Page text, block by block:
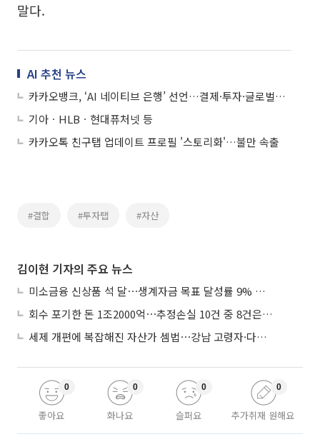
말다.
AI 추천 뉴스
카카오뱅크, ‘AI 네이티브 은행’ 선언…결제·투자·글로벌로 금융 판 바꾼다
기아ㆍHLBㆍ현대퓨처넷 등
카카오톡 친구탭 업데이트 프로필 '스토리화'…불만 속출
#결합 #투자탭 #자산
김이현 기자의 주요 뉴스
미소금융 신상품 석 달⋯생계자금 목표 달성률 9% 그쳐
회수 포기한 돈 1조2000억⋯추정손실 10건 중 8건은 기업대출
세제 개편에 복잡해진 자산가 셈법⋯강남 고령자·다주택자 ‘자산재편 고심’
좋아요
0
화나요
0
슬퍼요
0
추가취재 원해요
0